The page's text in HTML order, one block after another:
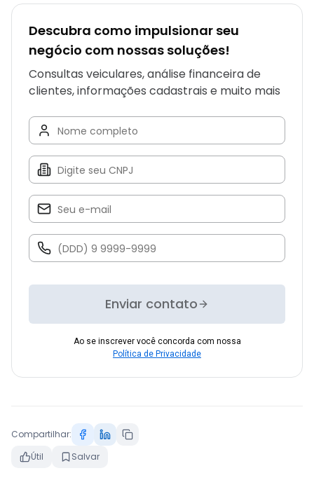
Descubra como impulsionar seu
negócio com nossas soluções!
Consultas veiculares, análise financeira de
clientes, informações cadastrais e muito mais
Enviar contato
Ao se inscrever você concorda com nossa
Política de Privacidade
Compartilhar:
Útil
Salvar